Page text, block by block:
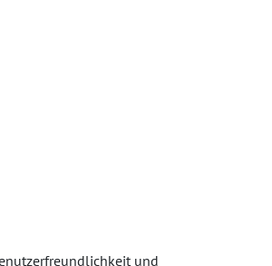
und